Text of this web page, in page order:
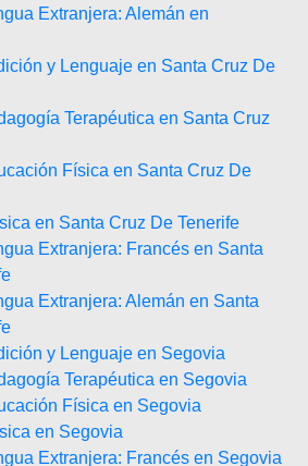
Extranjera: Alemán en
y Lenguaje en Santa Cruz De
Terapéutica en Santa Cruz
Física en Santa Cruz De
en Santa Cruz De Tenerife
Extranjera: Francés en Santa
Extranjera: Alemán en Santa
y Lenguaje en Segovia
Terapéutica en Segovia
Física en Segovia
en Segovia
Extranjera: Francés en Segovia